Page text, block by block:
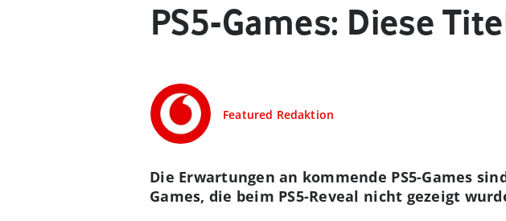
PS5-Games: Diese
Featured Redaktion
Die Erwartungen an kommende PS5-Games
Games, die beim PS5-Reveal nicht gezeigt